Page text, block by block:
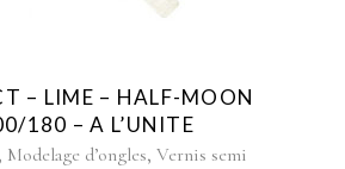
– LIME – HALF-MOON
180 – A L’UNITE
, Modelage d’ongles, Vernis semi